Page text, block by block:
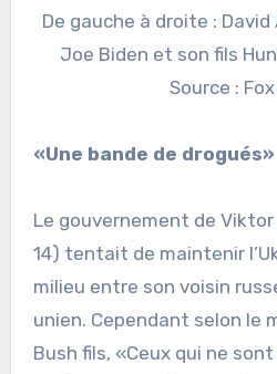
De gauche à droite :
Joe Biden et son fils
Source :
«Une bande de drogués»
Le gouvernement de
14) tentait de maintenir
milieu entre son voisin
unien. Cependant selon le
Bush fils, «Ceux qui ne